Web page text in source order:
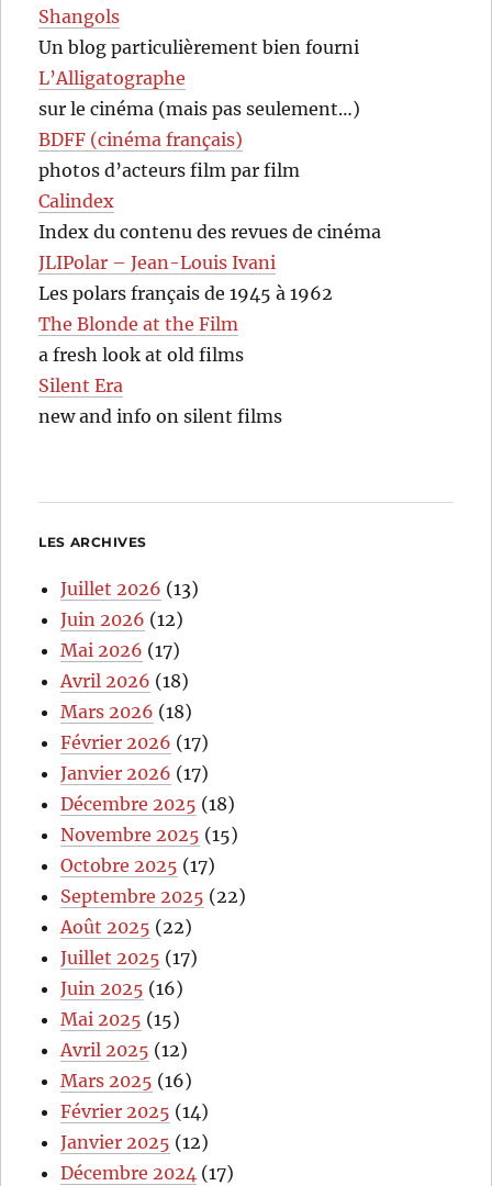
Shangols
Un blog particulièrement bien fourni
L’Alligatographe
sur le cinéma (mais pas seulement…)
BDFF (cinéma français)
photos d’acteurs film par film
Calindex
Index du contenu des revues de cinéma
JLIPolar – Jean-Louis Ivani
Les polars français de 1945 à 1962
The Blonde at the Film
a fresh look at old films
Silent Era
new and info on silent films
LES ARCHIVES
Juillet 2026 (13)
Juin 2026 (12)
Mai 2026 (17)
Avril 2026 (18)
Mars 2026 (18)
Février 2026 (17)
Janvier 2026 (17)
Décembre 2025 (18)
Novembre 2025 (15)
Octobre 2025 (17)
Septembre 2025 (22)
Août 2025 (22)
Juillet 2025 (17)
Juin 2025 (16)
Mai 2025 (15)
Avril 2025 (12)
Mars 2025 (16)
Février 2025 (14)
Janvier 2025 (12)
Décembre 2024 (17)